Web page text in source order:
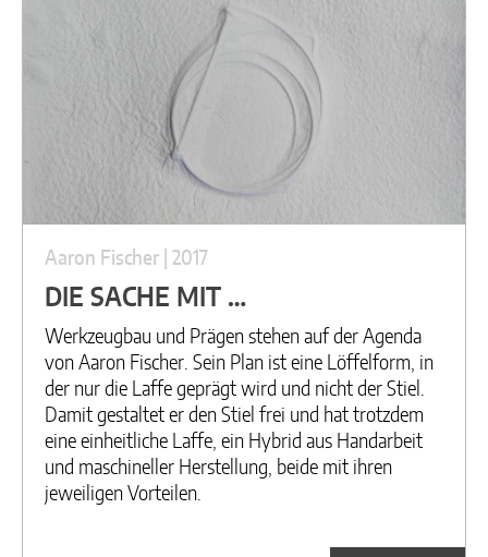
Aaron Fischer | 2017
DIE SACHE MIT …
Werkzeugbau und Prägen stehen auf der Agenda
von Aaron Fischer. Sein Plan ist eine Löffelform, in
der nur die Laffe geprägt wird und nicht der Stiel.
Damit gestaltet er den Stiel frei und hat trotzdem
eine einheitliche Laffe, ein Hybrid aus Handarbeit
und maschineller Herstellung, beide mit ihren
jeweiligen Vorteilen.